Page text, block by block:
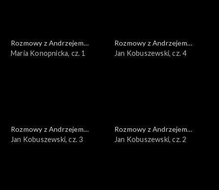
Rozmowy z Andrzejem
Doboszem
Maria Konopnicka, cz. 1
Rozmowy z Andrzejem
Doboszem
Jan Kobuszewski, cz. 4
Rozmowy z Andrzejem
Doboszem
Jan Kobuszewski, cz. 3
Rozmowy z Andrzejem
Doboszem
Jan Kobuszewski, cz. 2